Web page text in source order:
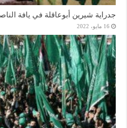
جدراية شيرين أبوعاقلة في يافة
16 مايو، 2022